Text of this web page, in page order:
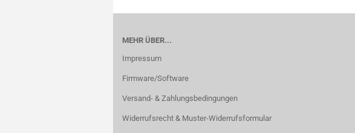
MEHR ÜBER...
Impressum
Firmware/Software
Versand- & Zahlungsbedingungen
Widerrufsrecht & Muster-Widerrufsformular